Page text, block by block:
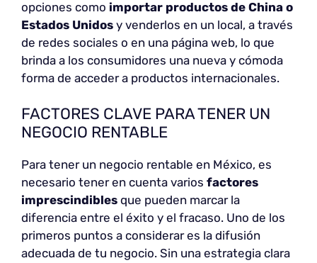
opciones como importar productos de China o
Estados Unidos y venderlos en un local, a través
de redes sociales o en una página web, lo que
brinda a los consumidores una nueva y cómoda
forma de acceder a productos internacionales.
FACTORES CLAVE PARA TENER UN
NEGOCIO RENTABLE
Para tener un negocio rentable en México, es
necesario tener en cuenta varios factores
imprescindibles que pueden marcar la
diferencia entre el éxito y el fracaso. Uno de los
primeros puntos a considerar es la difusión
adecuada de tu negocio. Sin una estrategia clara